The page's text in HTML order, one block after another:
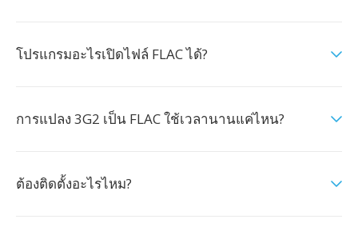
โปรแกรมอะไรเปิดไฟล์ FLAC ได้?
การแปลง 3G2 เป็น FLAC ใช้เวลานานแค่ไหน?
ต้องติดตั้งอะไรไหม?